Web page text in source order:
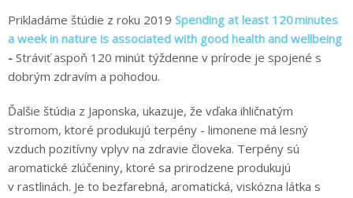
Prikladáme štúdie z roku 2019 Spending at least 120 minutes
a week in nature is associated with good health and wellbeing
- Stráviť aspoň 120 minút týždenne v prírode je spojené s
dobrým zdravím a pohodou.
Ďalšie štúdia z Japonska, ukazuje, že vďaka ihličnatým
stromom, ktoré produkujú terpény - limonene má lesný
vzduch pozitívny vplyv na zdravie človeka. Terpény sú
aromatické zlúčeniny, ktoré sa prirodzene produkujú
v rastlinách. Je to bezfarebná, aromatická, viskózna látka s